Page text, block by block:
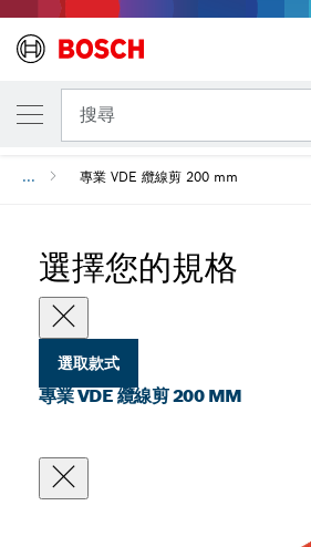
搜尋
... 專業 VDE 纜線剪 200 mm
選擇您的規格
選取款式
專業 VDE 纜線剪 200 MM
您選取的款式
專業 VDE 纜線剪 200 mm